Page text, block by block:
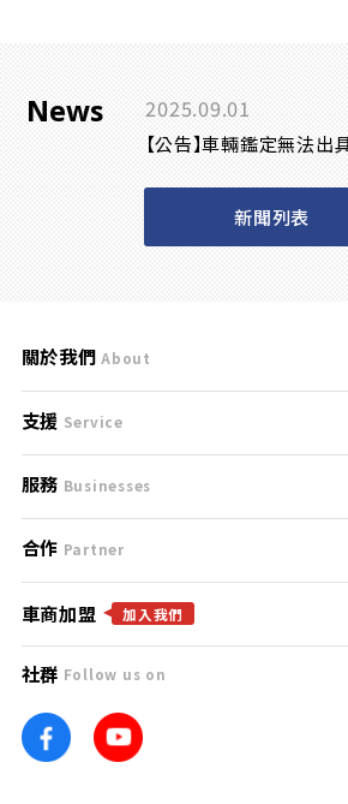
News 2025.09.01
【公告】車輛鑑定無法
新聞列表
關於我們 About
刊登規範
服務條款
免責聲明
隱私權政策
團隊
車訊網
支援 Service
支援中心
聯絡我們
服務 Businesses
什麼是Goo鑑定？
找好車
找好店
找海外車
合作 Partner
合作夥伴
廣告合作
車商加盟 加入我們
社群 Follow us on